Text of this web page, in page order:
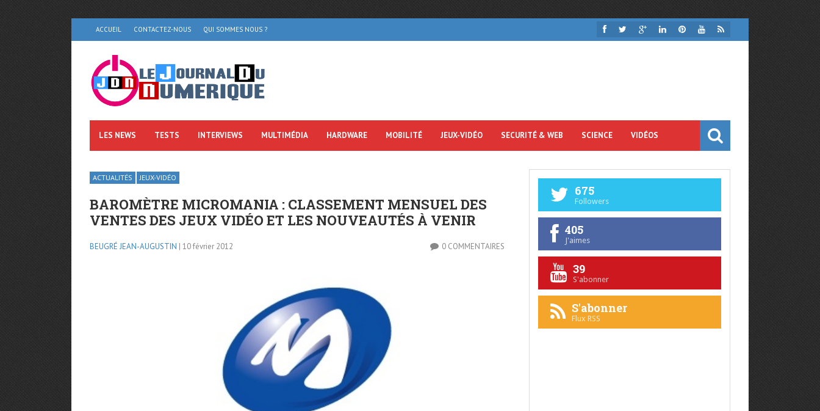
ACCUEIL CONTACTEZ-NOUS QUI SOMMES NOUS ?
LES NEWS TESTS INTERVIEWS MULTIMÉDIA HARDWARE MOBILITÉ JEUX-VIDÉO SECURITÉ & WEB SCIENCE VIDÉOS
ACTUALITÉS JEUX-VIDÉO
BAROMÈTRE MICROMANIA : CLASSEMENT MENSUEL DES
VENTES DES JEUX VIDÉO ET LES NOUVEAUTÉS À VENIR
BEUGRÉ JEAN-AUGUSTIN | 10 février 2012 0 COMMENTAIRES
675
Followers
405
J'aimes
39
S'abonner
S'abonner
Flux RSS